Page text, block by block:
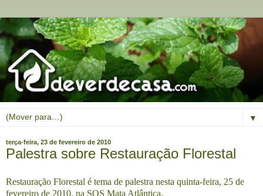
▼
terça-feira, 23 de fevereiro de 2010
Palestra sobre Restauração Florestal
Restauração Florestal é tema de palestra nesta quinta-feira, 25 de
fevereiro de 2010, na SOS Mata Atlântica.